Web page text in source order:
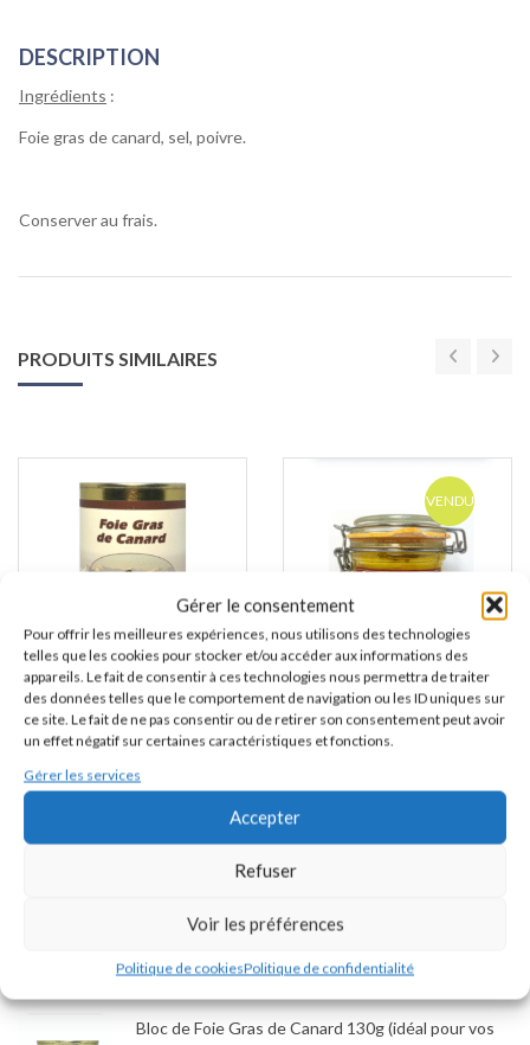
Gérer le consentement
Pour offrir les meilleures expériences, nous utilisons des technologies
telles que les cookies pour stocker et/ou accéder aux informations des
appareils. Le fait de consentir à ces technologies nous permettra de traiter
des données telles que le comportement de navigation ou les ID uniques sur
ce site. Le fait de ne pas consentir ou de retirer son consentement peut avoir
un effet négatif sur certaines caractéristiques et fonctions.
Gérer les services
Accepter
Refuser
Voir les préférences
Politique de cookiesPolitique de confidentialité
DESCRIPTION
Ingrédients :
Foie gras de canard, sel, poivre.
Conserver au frais.
PRODUITS SIMILAIRES
Foie Gras de Canard Entier 400
g (boîte)
59,90€
VENDU
Foie Gras de Canard Entier 200
g (verrine)
31,90€
MEILLEURS VENTES
Bloc de Foie Gras de Canard 130g (idéal pour vos